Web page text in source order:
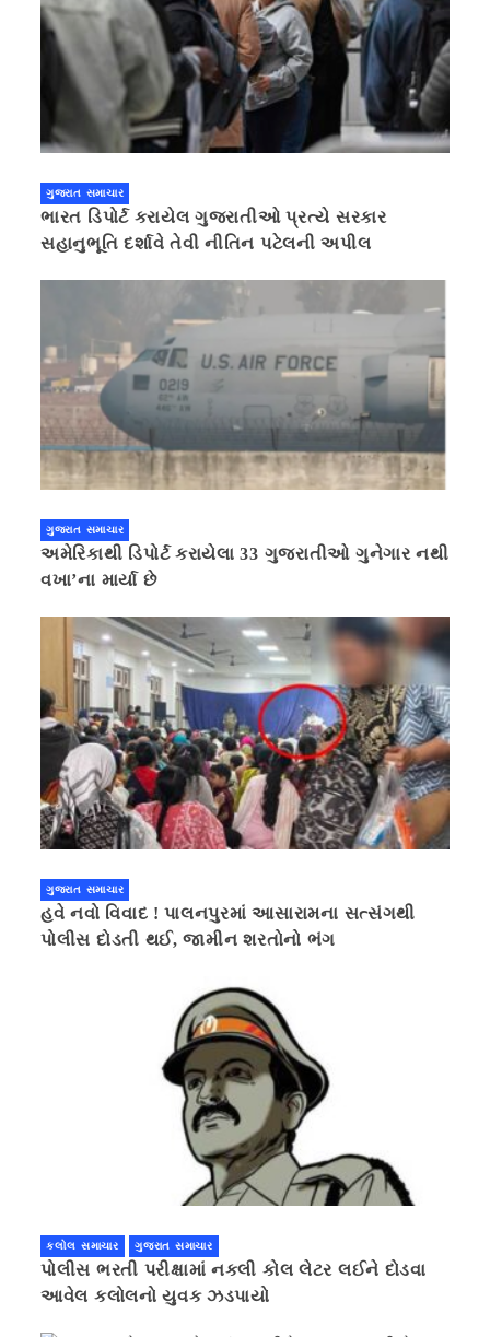
ગુજરાત સમાચાર
ભારત ડિપોર્ટ કરાયેલ ગુજરાતીઓ પ્રત્યે સરકાર
સહાનુભૂતિ દર્શાવે તેવી નીતિન પટેલની અપીલ
ગુજરાત સમાચાર
અમેરિકાથી ડિપોર્ટ કરાયેલા 33 ગુજરાતીઓ ગુનેગાર નથી
વખા’ના માર્યા છે
ગુજરાત સમાચાર
હવે નવો વિવાદ ! પાલનપુરમાં આસારામના સત્સંગથી
પોલીસ દોડતી થઈ, જામીન શરતોનો ભંગ
કલોલ સમાચાર ગુજરાત સમાચાર
પોલીસ ભરતી પરીક્ષામાં નકલી કોલ લેટર લઈને દોડવા
આવેલ કલોલનો યુવક ઝડપાયો